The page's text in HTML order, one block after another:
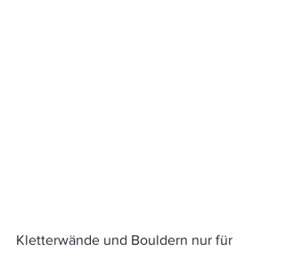
Kletterwände und Bouldern nur für